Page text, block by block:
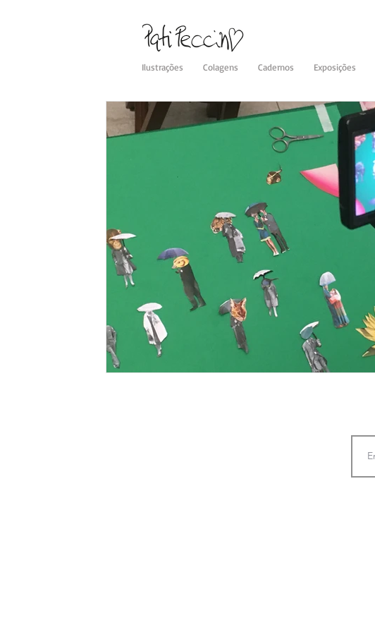
Ilustrações Colagens Cadernos Exposições